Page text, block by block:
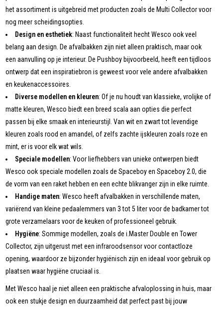
het assortiment is uitgebreid met producten zoals de Multi Collector voor
nog meer scheidingsopties.
Design en esthetiek: Naast functionaliteit hecht Wesco ook veel
belang aan design. De afvalbakken zijn niet alleen praktisch, maar ook
een aanvulling op je interieur. De Pushboy bijvoorbeeld, heeft een tijdloos
ontwerp dat een inspiratiebron is geweest voor vele andere afvalbakken
en keukenaccessoires.
Diverse modellen en kleuren: Of je nu houdt van klassieke, vrolijke of
matte kleuren, Wesco biedt een breed scala aan opties die perfect
passen bij elke smaak en interieurstijl. Van wit en zwart tot levendige
kleuren zoals rood en amandel, of zelfs zachte ijskleuren zoals roze en
mint, er is voor elk wat wils.
Speciale modellen: Voor liefhebbers van unieke ontwerpen biedt
Wesco ook speciale modellen zoals de Spaceboy en Spaceboy 2.0, die
de vorm van een raket hebben en een echte blikvanger zijn in elke ruimte.
Handige maten: Wesco heeft afvalbakken in verschillende maten,
variërend van kleine pedaalemmers van 3 tot 5 liter voor de badkamer tot
grote verzamelaars voor de keuken of professioneel gebruik.
Hygiëne: Sommige modellen, zoals de i.Master Double en Tower
Collector, zijn uitgerust met een infraroodsensor voor contactloze
opening, waardoor ze bijzonder hygiënisch zijn en ideaal voor gebruik op
plaatsen waar hygiëne cruciaal is.
Met Wesco haal je niet alleen een praktische afvaloplossing in huis, maar
ook een stukje design en duurzaamheid dat perfect past bij jouw